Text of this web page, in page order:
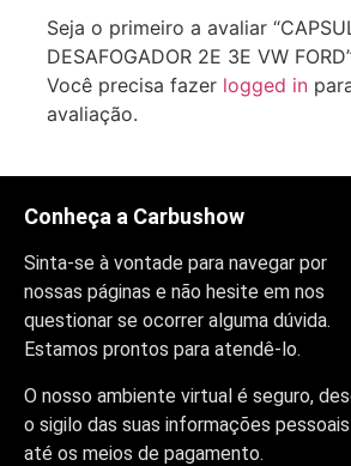
Seja o primeiro a avaliar
DESAFOGADOR 2E 3E VW
Você precisa fazer logged in
avaliação.
Conheça a Carbushow
Sinta-se à vontade para navegar por
nossas páginas e não hesite em nos
questionar se ocorrer alguma dúvida.
Estamos prontos para atendê-lo.
O nosso ambiente virtual é seguro,
o sigilo das suas informações pessoais
até os meios de pagamento.